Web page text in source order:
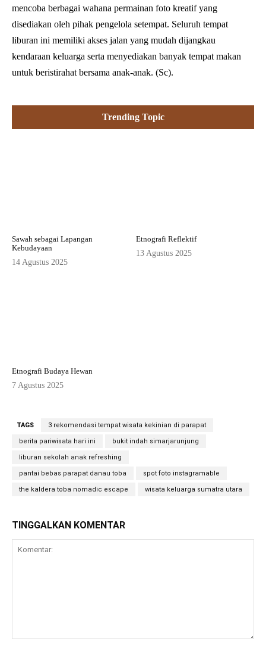
mencoba berbagai wahana permainan foto kreatif yang
disediakan oleh pihak pengelola setempat. Seluruh tempat
liburan ini memiliki akses jalan yang mudah dijangkau
kendaraan keluarga serta menyediakan banyak tempat makan
untuk beristirahat bersama anak-anak. (Sc).
Trending Topic
Sawah sebagai Lapangan
Kebudayaan
14 Agustus 2025
Etnografi Reflektif
13 Agustus 2025
Etnografi Budaya Hewan
7 Agustus 2025
TAGS 3 rekomendasi tempat wisata kekinian di parapat
berita pariwisata hari ini bukit indah simarjarunjung
liburan sekolah anak refreshing
pantai bebas parapat danau toba spot foto instagramable
the kaldera toba nomadic escape wisata keluarga sumatra utara
TINGGALKAN KOMENTAR